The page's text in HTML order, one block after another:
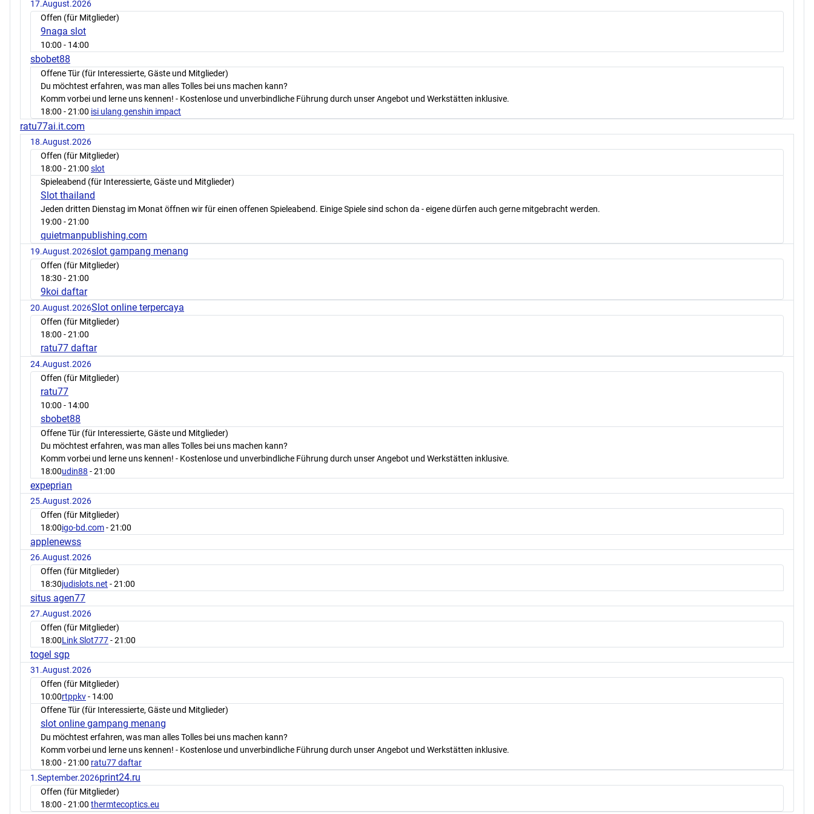
17.August.2026
Offen (für Mitglieder)
9naga slot
10:00 - 14:00
sbobet88
Offene Tür (für Interessierte, Gäste und Mitglieder)
Du möchtest erfahren, was man alles Tolles bei uns machen kann?
Komm vorbei und lerne uns kennen! - Kostenlose und unverbindliche Führung durch unser Angebot und Werkstätten inklusive.
18:00 - 21:00 isi ulang genshin impact
ratu77ai.it.com
18.August.2026
Offen (für Mitglieder)
18:00 - 21:00 slot
Spieleabend (für Interessierte, Gäste und Mitglieder)
Slot thailand
Jeden dritten Dienstag im Monat öffnen wir für einen offenen Spieleabend. Einige Spiele sind schon da - eigene dürfen auch gerne mitgebracht werden.
19:00 - 21:00
quietmanpublishing.com
19.August.2026slot gampang menang
Offen (für Mitglieder)
18:30 - 21:00
9koi daftar
20.August.2026Slot online terpercaya
Offen (für Mitglieder)
18:00 - 21:00
ratu77 daftar
24.August.2026
Offen (für Mitglieder)
ratu77
10:00 - 14:00
sbobet88
Offene Tür (für Interessierte, Gäste und Mitglieder)
Du möchtest erfahren, was man alles Tolles bei uns machen kann?
Komm vorbei und lerne uns kennen! - Kostenlose und unverbindliche Führung durch unser Angebot und Werkstätten inklusive.
18:00udin88 - 21:00
expeprian
25.August.2026
Offen (für Mitglieder)
18:00igo-bd.com- 21:00
applenewss
26.August.2026
Offen (für Mitglieder)
18:30judislots.net - 21:00
situs agen77
27.August.2026
Offen (für Mitglieder)
18:00Link Slot777- 21:00
togel sgp
31.August.2026
Offen (für Mitglieder)
10:00rtppkv- 14:00
Offene Tür (für Interessierte, Gäste und Mitglieder)
slot online gampang menang
Du möchtest erfahren, was man alles Tolles bei uns machen kann?
Komm vorbei und lerne uns kennen! - Kostenlose und unverbindliche Führung durch unser Angebot und Werkstätten inklusive.
18:00 - 21:00 ratu77 daftar
1.September.2026print24.ru
Offen (für Mitglieder)
18:00 - 21:00 thermtecoptics.eu